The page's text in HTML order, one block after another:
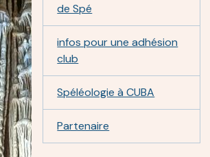
de Spé
infos pour une adhésion
club
Spéléologie à CUBA
Partenaire